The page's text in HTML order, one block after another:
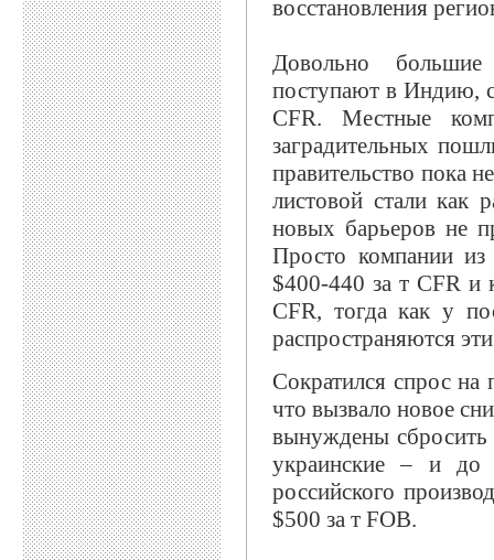
восстановления
Довольно
поступают в Индию,
CFR. Местные
заградительных
правительство пока
листовой стали как
новых барьеров не
Просто компании
$400-440 за т CFR и
CFR, тогда как у
распространяются
Сократился спрос на
что вызвало новое
вынуждены
украинские – и до
российского
$500 за т FOB.